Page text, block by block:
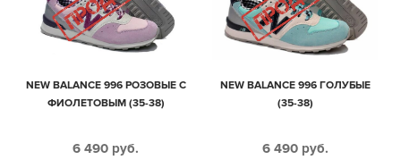
NEW BALANCE 996 РОЗОВЫЕ C
ФИОЛЕТОВЫМ (35-38)
6 490 руб.
NEW BALANCE 996 ГОЛУБЫЕ
(35-38)
6 490 руб.